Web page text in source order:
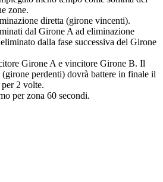
zone.
diretta (girone vincenti).
dal Girone A ad eliminazione
dalla fase successiva del Girone
Girone A e vincitore Girone B. Il
perdenti) dovrà battere in finale il
2 volte.
per zona 60 secondi.